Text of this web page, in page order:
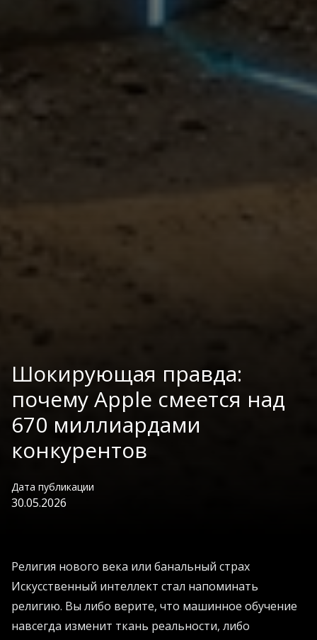
Шокирующая правда:
почему Apple смеется над
670 миллиардами
конкурентов
Дата публикации
30.05.2026
Религия нового века или банальный страх
Искусственный интеллект стал напоминать
религию. Вы либо верите, что машинное обучение
навсегда изменит ткань реальности, либо